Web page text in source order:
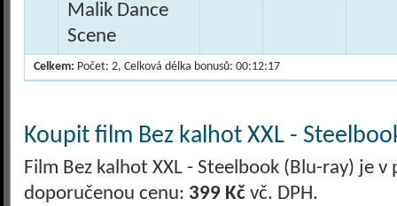
Malik Dance
Scene
Celkem: Počet: 2, Celková délka bonusů: 00:12:17
Koupit film Bez kalhot XXL -
Film Bez kalhot XXL - Steelbook (Blu-ray) je
doporučenou cenu: 399 Kč vč. DPH.